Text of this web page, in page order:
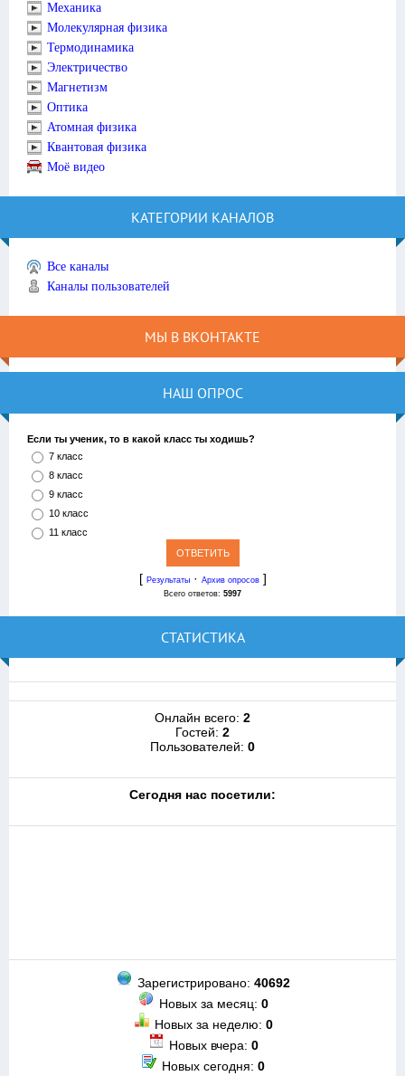
Механика
Молекулярная физика
Термодинамика
Электричество
Магнетизм
Оптика
Атомная физика
Квантовая физика
Моё видео
КАТЕГОРИИ КАНАЛОВ
Все каналы
Каналы пользователей
МЫ В ВКОНТАКТЕ
НАШ ОПРОС
Если ты ученик, то в какой класс ты ходишь?
7 класс
8 класс
9 класс
10 класс
11 класс
[ Результаты· Архив опросов]
Всего ответов: 5997
СТАТИСТИКА
Онлайн всего: 2
Гостей: 2
Пользователей: 0
Cегодня нас посетили:
Зарегистрировано: 40692
Новых за месяц: 0
Новых за неделю: 0
Новых вчера: 0
Новых сегодня: 0